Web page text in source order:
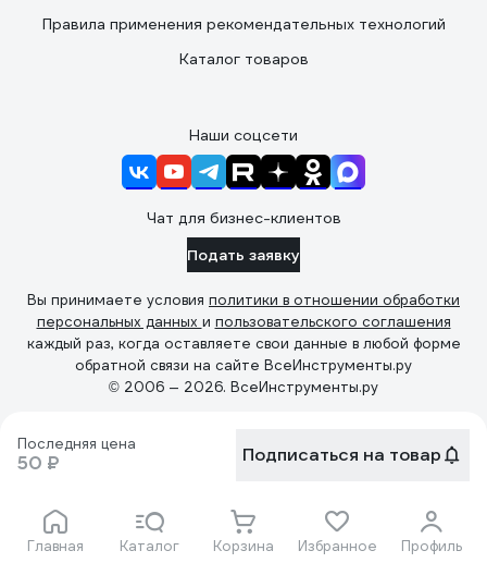
Последняя цена
50 ₽ Подписаться на товар
Главная Каталог Корзина Избранное Профиль
Правила применения рекомендательных технологий
Каталог товаров
Наши соцсети
Чат для бизнес-клиентов
Подать заявку
Вы принимаете условия политики в отношении обработки
персональных данных и пользовательского соглашения
каждый раз, когда оставляете свои данные в любой форме
обратной связи на сайте ВсеИнструменты.ру
© 2006 — 2026. ВсеИнструменты.ру